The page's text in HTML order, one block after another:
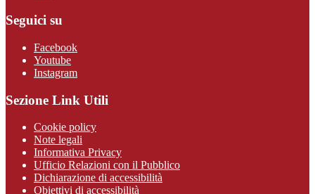
Seguici su
Facebook
Youtube
Instagram
Sezione Link Utili
Cookie policy
Note legali
Informativa Privacy
Ufficio Relazioni con il Pubblico
Dichiarazione di accessibilità
Obiettivi di accessibilità